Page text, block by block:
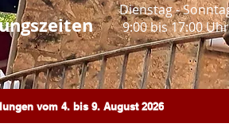
Dienstag -
9:00 bis 17:00 Uhr
vom 4. bis 9. August 2026